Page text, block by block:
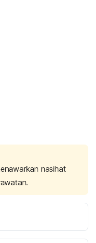
nasihat
Natural Treatments for UTIs During Pregnancy.